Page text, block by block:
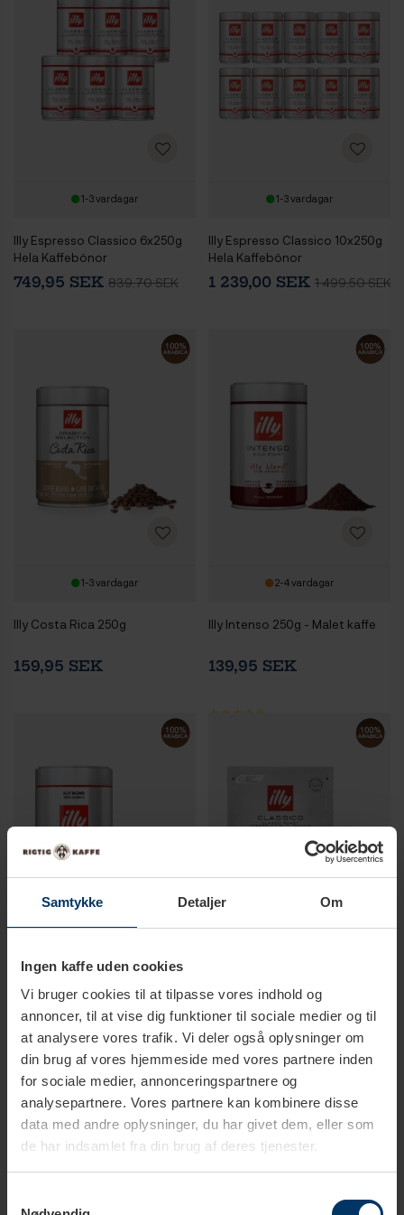
Samtykke Detaljer Om
Ingen kaffe uden cookies
Vi bruger cookies til at tilpasse vores indhold og
annoncer, til at vise dig funktioner til sociale medier og til
at analysere vores trafik. Vi deler også oplysninger om
din brug af vores hjemmeside med vores partnere inden
for sociale medier, annonceringspartnere og
analysepartnere. Vores partnere kan kombinere disse
data med andre oplysninger, du har givet dem, eller som
de har indsamlet fra din brug af deres tjenester.
1-3 vardagar
Illy Espresso Classico 6x250g
Hela Kaffebönor
749,95 SEK 839,70 SEK
1-3 vardagar
Illy Espresso Classico 10x250g
Hela Kaffebönor
1 239,00 SEK 1 499,50 SEK
1-3 vardagar
Illy Costa Rica 250g
159,95 SEK
2-4 vardagar
Illy Intenso 250g - Malet kaffe
139,95 SEK
1-3 vardagar
Illy Caffé Filtro 250g - Malet
kaffe
149,95 SEK
Illy Classico Roast E.S.E Pods
200 st
1 009,00 SEK